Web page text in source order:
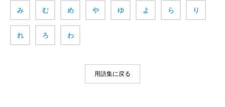
み む め や ゆ よ ら り
れ ろ わ
用語集に戻る